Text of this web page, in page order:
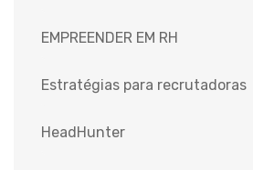
EMPREENDER EM RH
Estratégias para recrutadoras
HeadHunter